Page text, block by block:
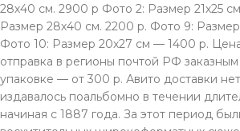
28х40 см. 2900 р Фото 2: Размер 21х25
Размер 28х40 см. 2200 р. Фото 9:
Фото 10: Размер 20х27 см — 1400 р.
отправка в регионы почтой РФ
упаковке — от 300 р. Авито доставки
издавалось поальбомно в течении
начиная с 1887 года. За этот период